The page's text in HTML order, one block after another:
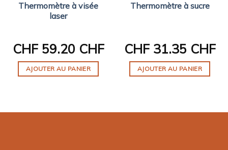
Thermomètre à visée
laser
CHF59.20 CHF
AJOUTER AU PANIER
Thermomètre à sucre
CHF31.35 CHF
AJOUTER AU PANIER